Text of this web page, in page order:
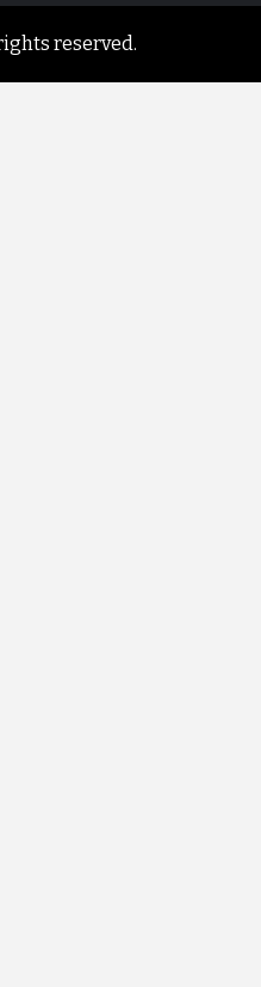
reserved.